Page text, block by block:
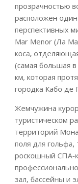
прозрачностью
расположен
перспективных
Mar Menor (Ла
коса,
(самая большая
км, которая
городка Кабо
Жемчужина
туристическом
территорий
поля для
роскошный СПА-
зал, бассейны и